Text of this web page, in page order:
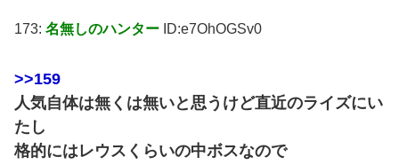
173: 名無しのハンター ID:e7OhOGSv0
>>159
人気自体は無くは無いと思うけど直近のライズにい
たし
格的にはレウスくらいの中ボスなので